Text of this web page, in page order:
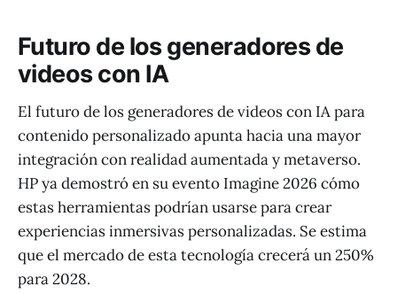
Futuro de los generadores de
videos con IA
El futuro de los generadores de videos con IA para
contenido personalizado apunta hacia una mayor
integración con realidad aumentada y metaverso.
HP ya demostró en su evento Imagine 2026 cómo
estas herramientas podrían usarse para crear
experiencias inmersivas personalizadas. Se estima
que el mercado de esta tecnología crecerá un 250%
para 2028.